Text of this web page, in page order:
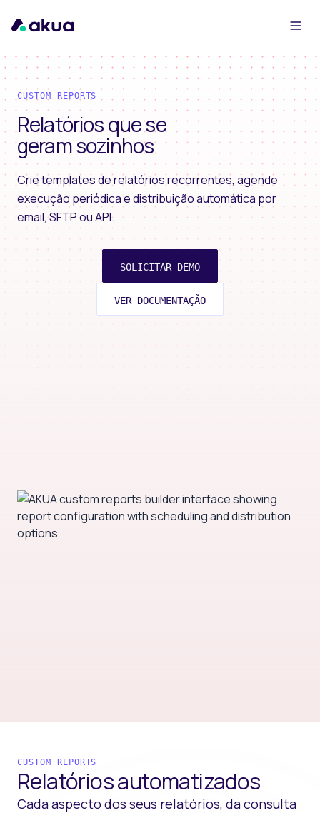
CUSTOM REPORTS
Relatórios que se
geram sozinhos
Crie templates de relatórios recorrentes, agende
execução periódica e distribuição automática por
email, SFTP ou API.
SOLICITAR DEMO
VER DOCUMENTAÇÃO
CUSTOM REPORTS
Relatóriosautomatizados
Cada aspecto dos seus relatórios, da consulta